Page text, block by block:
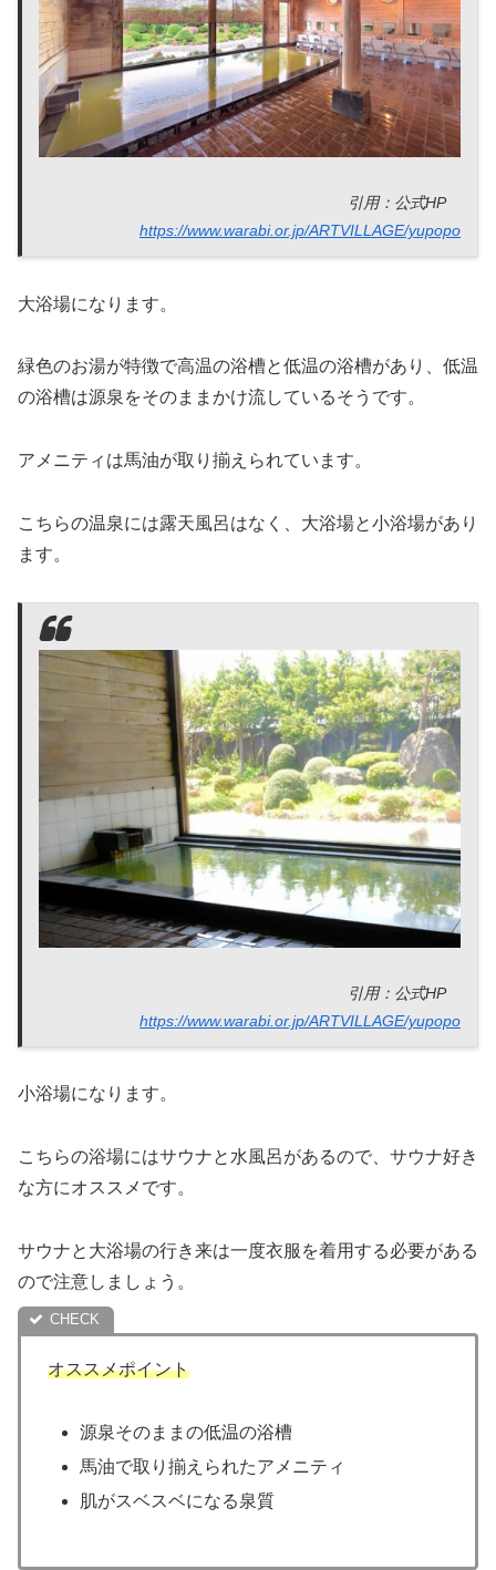
引用：公式HP
https://www.warabi.or.jp/ARTVILLAGE/yupopo
大浴場になります。
緑色のお湯が特徴で高温の浴槽と低温の浴槽があり、低温
の浴槽は源泉をそのままかけ流しているそうです。
アメニティは馬油が取り揃えられています。
こちらの温泉には露天風呂はなく、大浴場と小浴場があり
ます。
引用：公式HP
https://www.warabi.or.jp/ARTVILLAGE/yupopo
小浴場になります。
こちらの浴場にはサウナと水風呂があるので、サウナ好き
な方にオススメです。
サウナと大浴場の行き来は一度衣服を着用する必要がある
ので注意しましょう。
オススメポイント
源泉そのままの低温の浴槽
馬油で取り揃えられたアメニティ
肌がスベスベになる泉質